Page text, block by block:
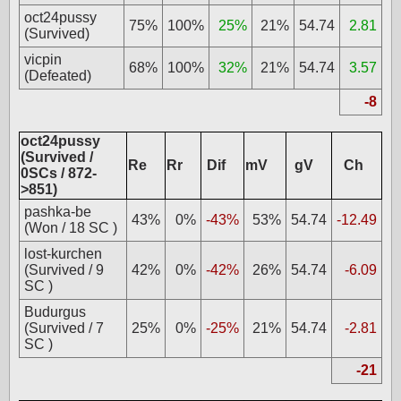
oct24pussy
(Survived)
75% 100% 25% 21% 54.74 2.81
vicpin
(Defeated)
68% 100% 32% 21% 54.74 3.57
-8
oct24pussy
(Survived /
0SCs / 872-
>851)
Re Rr Dif mV gV Ch
pashka-be
(Won / 18 SC )
43% 0% -43% 53% 54.74 -12.49
lost-kurchen
(Survived / 9
SC )
42% 0% -42% 26% 54.74 -6.09
Budurgus
(Survived / 7
SC )
25% 0% -25% 21% 54.74 -2.81
-21